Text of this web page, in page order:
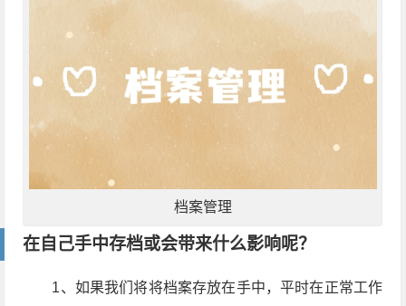
档案管理
在自己手中存档或会带来什么影响呢？
1、如果我们将将档案存放在手中，平时在正常工作